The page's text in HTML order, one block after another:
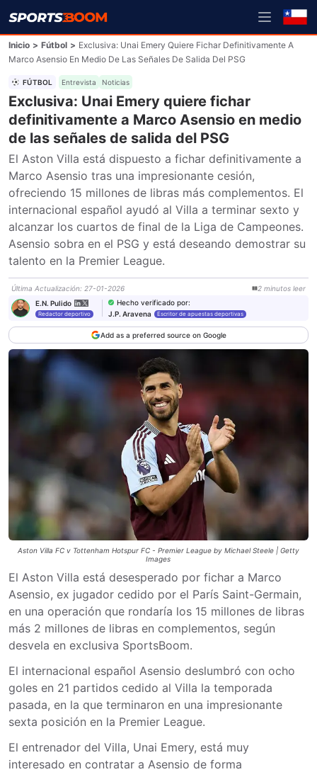
Inicio > Fútbol > Exclusiva: Unai Emery Quiere Fichar Definitivamente A
Marco Asensio En Medio De Las Señales De Salida Del PSG
FÚTBOL Entrevista Noticias
Exclusiva: Unai Emery quiere fichar
definitivamente a Marco Asensio en medio
de las señales de salida del PSG
El Aston Villa está dispuesto a fichar definitivamente a
Marco Asensio tras una impresionante cesión,
ofreciendo 15 millones de libras más complementos. El
internacional español ayudó al Villa a terminar sexto y
alcanzar los cuartos de final de la Liga de Campeones.
Asensio sobra en el PSG y está deseando demostrar su
talento en la Premier League.
Última Actualización: 27-01-2026 2 minutos leer
E.N. Pulido
Redactor deportivo
Hecho verificado por:
J.P. Aravena
Escritor de apuestas deportivas
Add as a preferred source on Google
Aston Villa FC v Tottenham Hotspur FC - Premier League by Michael Steele | Getty
Images
El Aston Villa está desesperado por fichar a Marco
Asensio, ex jugador cedido por el París Saint-Germain,
en una operación que rondaría los 15 millones de libras
más 2 millones de libras en complementos, según
desvela en exclusiva SportsBoom.
El internacional español Asensio deslumbró con ocho
goles en 21 partidos cedido al Villa la temporada
pasada, en la que terminaron en una impresionante
sexta posición en la Premier League.
El entrenador del Villa, Unai Emery, está muy
interesado en contratar a Asensio de forma